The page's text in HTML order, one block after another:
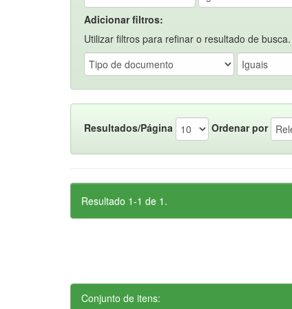
Adicionar filtros:
Utilizar filtros para refinar o resultado de busca.
Resultados/Página Ordenar por
Resultado 1-1 de 1.
Conjunto de itens: